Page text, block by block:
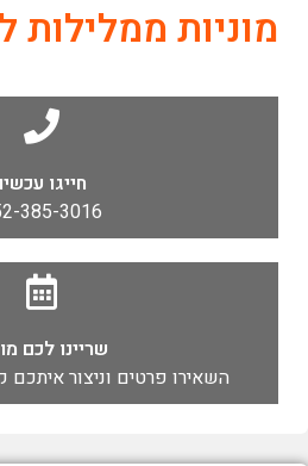
מוניות ממלילות
חייגו עכשיו
385-3016
שריינו לכם
השאירו פרטים וניצור